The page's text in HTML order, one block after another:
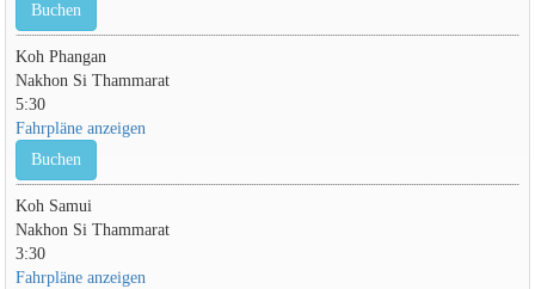
Buchen
Koh Phangan
Nakhon Si Thammarat
5:30
Fahrpläne anzeigen
Buchen
Koh Samui
Nakhon Si Thammarat
3:30
Fahrpläne anzeigen